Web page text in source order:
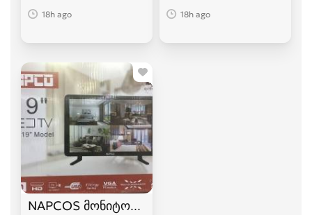
18h ago 18h ago
NAPCOS მონიტორი